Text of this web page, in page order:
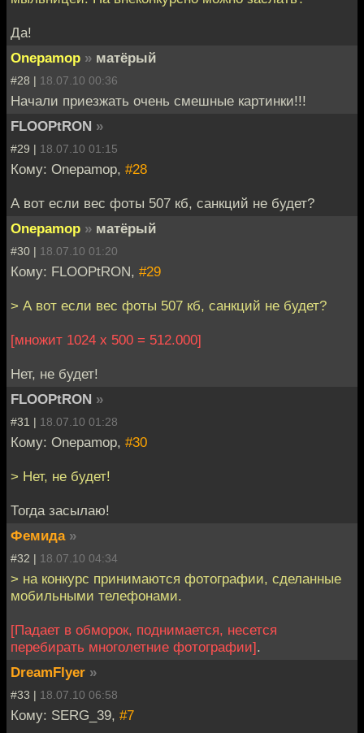
Да!
Onepamop » матёрый
#28 | 18.07.10 00:36
Начали приезжать очень смешные картинки!!!
FLOOPtRON »
#29 | 18.07.10 01:15
Кому: Onepamop, #28
А вот если вес фоты 507 кб, санкций не будет?
Onepamop » матёрый
#30 | 18.07.10 01:20
Кому: FLOOPtRON, #29
> А вот если вес фоты 507 кб, санкций не будет?
[множит 1024 х 500 = 512.000]
Нет, не будет!
FLOOPtRON »
#31 | 18.07.10 01:28
Кому: Onepamop, #30
> Нет, не будет!
Тогда засылаю!
Фемида »
#32 | 18.07.10 04:34
> на конкурс принимаются фотографии, сделанные
мобильными телефонами.
[Падает в обморок, поднимается, несется
перебирать многолетние фотографии].
DreamFlyer »
#33 | 18.07.10 06:58
Кому: SERG_39, #7